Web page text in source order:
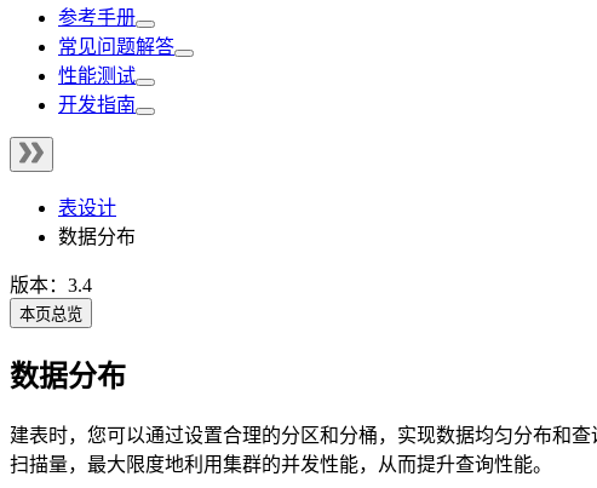
参考手册
常见问题解答
性能测试
开发指南
表设计
数据分布
版本：3.4
本页总览
数据分布
建表时，您可以通过设置合理的分区和分桶，实现数据均匀分布和
扫描量，最大限度地利用集群的并发性能，从而提升查询性能。